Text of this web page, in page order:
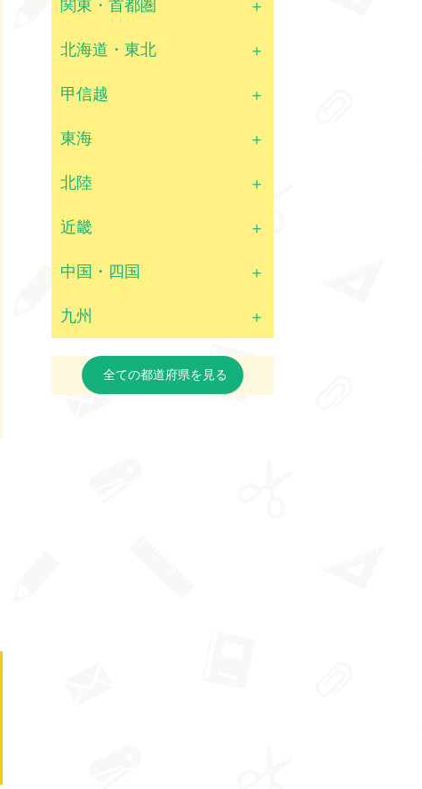
関東・首都圏
北海道・東北
甲信越
東海
北陸
近畿
中国・四国
九州
全ての都道府県を見る